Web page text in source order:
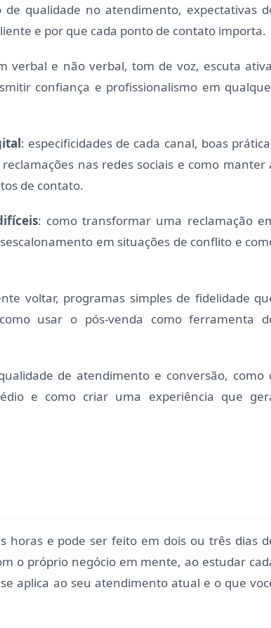
de qualidade no atendimento, expectativas
e por que cada ponto de contato importa.
verbal e não verbal, tom de voz, escuta
confiança e profissionalismo em
: especificidades de cada canal, boas
nas redes sociais e como manter
de contato.
: como transformar uma reclamação
em situações de conflito e
voltar, programas simples de fidelidade
usar o pós-venda como ferramenta
de atendimento e conversão, como
e como criar uma experiência que
horas e pode ser feito em dois ou três dias
o próprio negócio em mente, ao estudar
aplica ao seu atendimento atual e o que